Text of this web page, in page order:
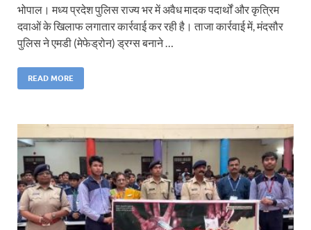
भोपाल। मध्य प्रदेश पुलिस राज्य भर में अवैध मादक पदार्थों और कृत्रिम
दवाओं के खिलाफ लगातार कार्रवाई कर रही है। ताजा कार्रवाई में, मंदसौर
पुलिस ने एमडी (मेफेड्रोन) ड्रग्स बनाने …
READ MORE